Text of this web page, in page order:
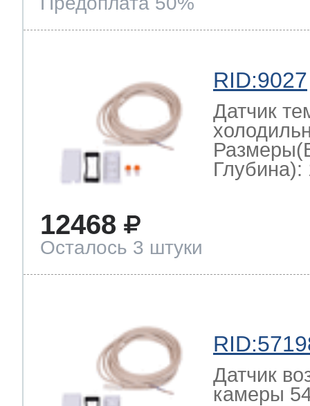
RID:9027
Датчик
Глубина):
12468
Осталось 3 штуки
Датчик
камеры